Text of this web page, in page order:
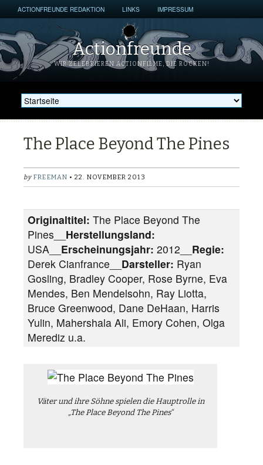
ACTIONFREUNDE REDAKTION LINKS IMPRESSUM
Actionfreunde
WIR ZELEBRIEREN ACTIONFILME, DIE ROCKEN!
The Place Beyond The Pines
by FREEMAN • 22. NOVEMBER 2013
Originaltitel: The Place Beyond The
Pines__ Herstellungsland:
USA__ Erscheinungsjahr: 2012__ Regie:
Derek Cianfrance__ Darsteller: Ryan
Gosling, Bradley Cooper, Rose Byrne, Eva
Mendes, Ben Mendelsohn, Ray Liotta,
Bruce Greenwood, Dane DeHaan, Harris
Yulin, Mahershala Ali, Emory Cohen, Olga
Merediz u.a.
Väter und ihre Söhne spielen die Hauptrolle in
„The Place Beyond The Pines“